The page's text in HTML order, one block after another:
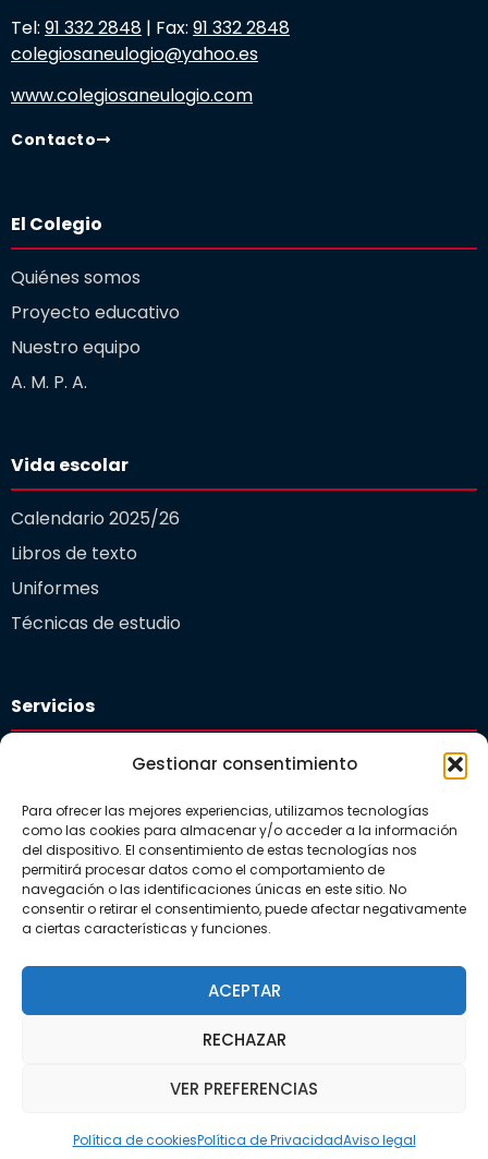
Gestionar consentimiento
Para ofrecer las mejores experiencias, utilizamos tecnologías
como las cookies para almacenar y/o acceder a la información
del dispositivo. El consentimiento de estas tecnologías nos
permitirá procesar datos como el comportamiento de
navegación o las identificaciones únicas en este sitio. No
consentir o retirar el consentimiento, puede afectar negativamente
a ciertas características y funciones.
ACEPTAR
RECHAZAR
VER PREFERENCIAS
Política de cookiesPolítica de PrivacidadAviso legal
Tel: 91 332 2848 | Fax: 91 332 2848
colegiosaneulogio@yahoo.es
www.colegiosaneulogio.com
Contacto
El Colegio
Quiénes somos
Proyecto educativo
Nuestro equipo
A. M. P. A.
Vida escolar
Calendario 2025/26
Libros de texto
Uniformes
Técnicas de estudio
Servicios
Plataforma educativa
Comedor Escolar
Guardería
Actualidad